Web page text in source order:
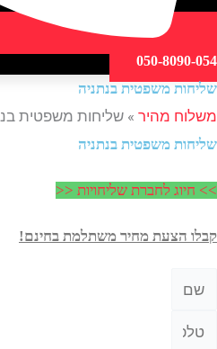
050-
משפטית בנתניה
מהיר »שליחות משפטית בנתניה
משפטית בנתניה
לחברת שליחויות <<
הצעת מחיר משתלמת בחינם!